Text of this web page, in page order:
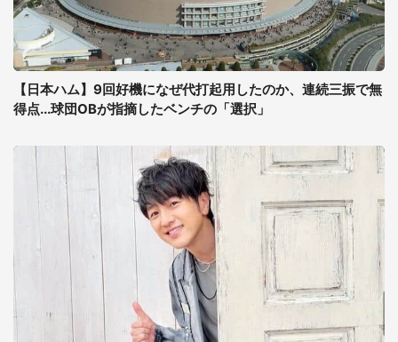
【日本ハム】9回好機になぜ代打起用したのか、連続三振で無
得点...球団OBが指摘したベンチの「選択」